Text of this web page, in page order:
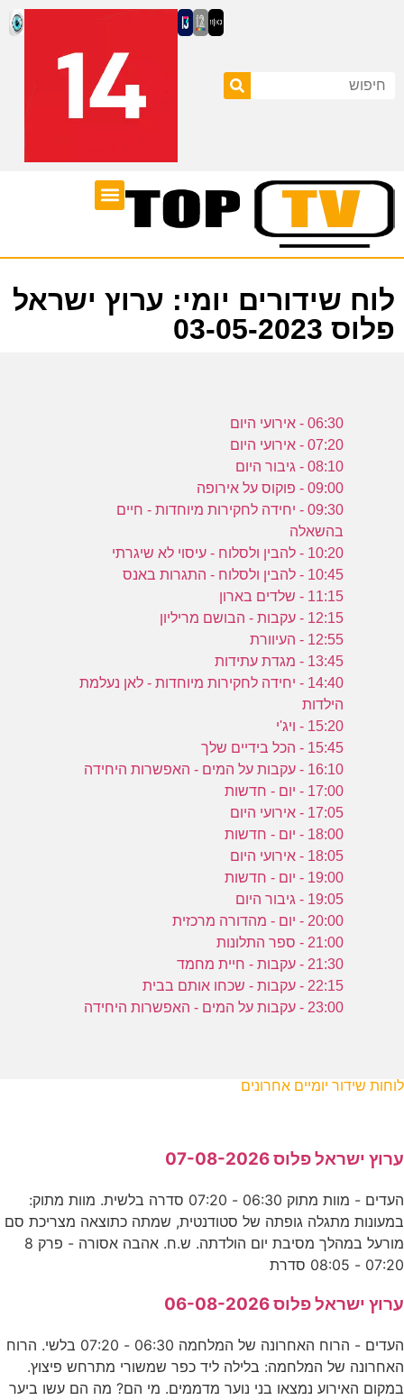
לוח שידורים יומי: ערוץ ישראל
פלוס 03-05-2023
06:30 - אירועי היום
07:20 - אירועי היום
08:10 - גיבור היום
09:00 - פוקוס על אירופה
09:30 - יחידה לחקירות מיוחדות - חיים
בהשאלה
10:20 - להבין ולסלוח - עיסוי לא שיגרתי
10:45 - להבין ולסלוח - התגרות באנס
11:15 - שלדים בארון
12:15 - עקבות - הבושם מריליון
12:55 - העיוורת
13:45 - מגדת עתידות
14:40 - יחידה לחקירות מיוחדות - לאן נעלמת
הילדות
15:20 - ויג'י
15:45 - הכל בידיים שלך
16:10 - עקבות על המים - האפשרות היחידה
17:00 - יום - חדשות
17:05 - אירועי היום
18:00 - יום - חדשות
18:05 - אירועי היום
19:00 - יום - חדשות
19:05 - גיבור היום
20:00 - יום - מהדורה מרכזית
21:00 - ספר התלונות
21:30 - עקבות - חיית מחמד
22:15 - עקבות - שכחו אותם בבית
23:00 - עקבות על המים - האפשרות היחידה
לוחות שידור יומיים אחרונים
ערוץ ישראל פלוס 07-08-2026
העדים - מוות מתוק 06:30 - 07:20 סדרה בלשית. מוות מתוק:
במעונות מתגלה גופתה של סטודנטית, שמתה כתוצאה מצריכת סם
מורעל במהלך מסיבת יום הולדתה. ש.ח. אהבה אסורה - פרק 8
07:20 - 08:05 סדרת
ערוץ ישראל פלוס 06-08-2026
העדים - הרוח האחרונה של המלחמה 06:30 - 07:20 בלשי. הרוח
האחרונה של המלחמה: בלילה ליד כפר שמשורי מתרחש פיצוץ.
במקום האירוע נמצאו בני נוער מדממים. מי הם? מה הם עשו ביער